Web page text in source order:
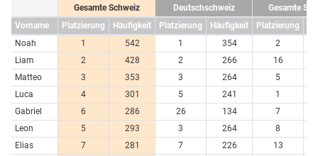
Gesamte Schweiz
Deutschschweiz
Gesamte
Vorname
Platzierung Häufigkeit Platzierung Häufigkeit Platzierung
Noah
1 542 1 354 2
Liam
2 428 2 266 16
Matteo
3 353 3 264 5
Luca
4 301 5 241 1
Gabriel
6 286 26 134 7
Leon
5 293 3 264 8
Elias
7 281 7 226 13